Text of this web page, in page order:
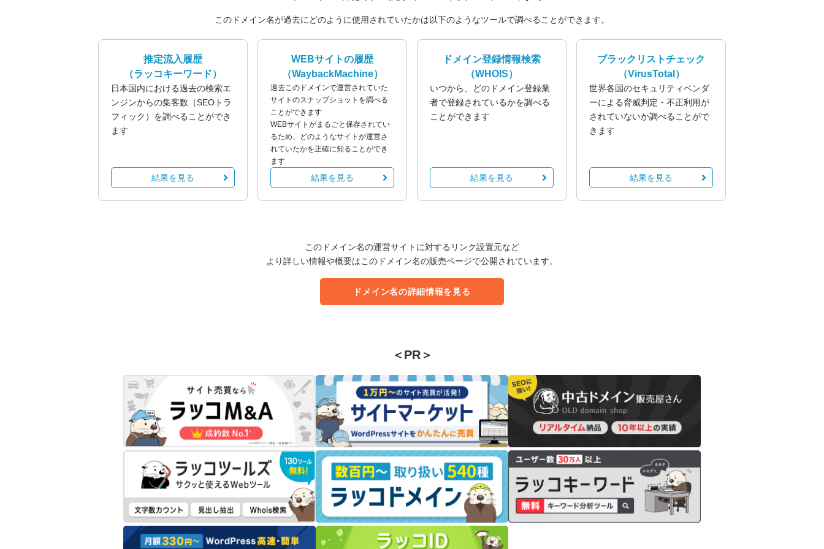
このドメイン名が過去にどのように使用されていたかは以下のようなツールで調べることができます。
推定流入履歴
（ラッコキーワード）
日本国内における過去の検索エ
ンジンからの集客数（SEOトラ
フィック）を調べることができ
ます
結果を見る
WEBサイトの履歴
（WaybackMachine）
過去このドメインで運営されていた
サイトのスナップショットを調べる
ことができます
WEBサイトがまるごと保存されてい
るため、どのようなサイトが運営さ
れていたかを正確に知ることができ
ます
結果を見る
ドメイン登録情報検索
（WHOIS）
いつから、どのドメイン登録業
者で登録されているかを調べる
ことができます
結果を見る
ブラックリストチェック
（VirusTotal）
世界各国のセキュリティベンダ
ーによる脅威判定・不正利用が
されていないか調べることがで
きます
結果を見る
このドメイン名の運営サイトに対するリンク設置元など
より詳しい情報や概要はこのドメイン名の販売ページで公開されています。
ドメイン名の詳細情報を見る
＜PR＞